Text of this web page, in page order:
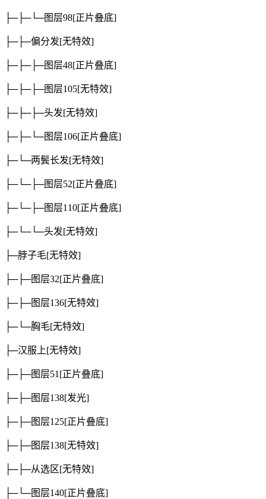
├─├─└─图层98[正片叠底]
├─├─偏分发[无特效]
├─├─├─图层48[正片叠底]
├─├─├─图层105[无特效]
├─├─├─头发[无特效]
├─├─└─图层106[正片叠底]
├─└─两鬓长发[无特效]
├─└─├─图层52[正片叠底]
├─└─├─图层110[正片叠底]
├─└─└─头发[无特效]
├─脖子毛[无特效]
├─├─图层32[正片叠底]
├─├─图层136[无特效]
├─└─胸毛[无特效]
├─汉服上[无特效]
├─├─图层51 [正片叠底]
├─├─图层138[发光]
├─├─图层125[正片叠底]
├─├─图层138[无特效]
├─├─从选区[无特效]
├─└─图层140[正片叠底]